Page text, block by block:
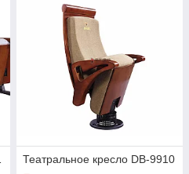
Театральное кресло DB-9910